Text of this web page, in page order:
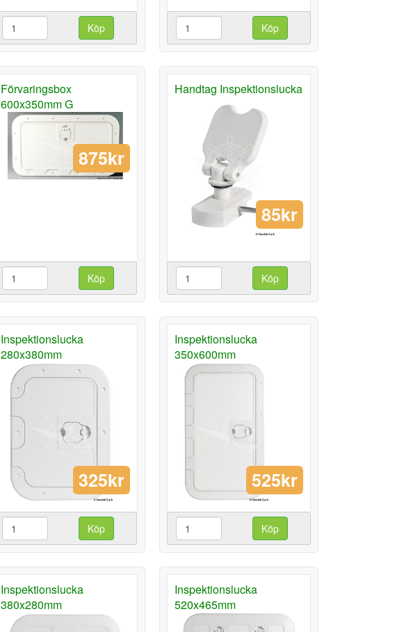
Köp Köp
Förvaringsbox
600x350mm G
875kr
Köp
Handtag Inspektionslucka
85kr
Köp
Inspektionslucka
280x380mm
325kr
Köp
Inspektionslucka
350x600mm
525kr
Köp
Inspektionslucka
380x280mm
Inspektionslucka
520x465mm